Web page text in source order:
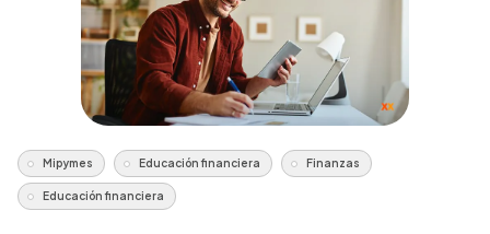
Mipymes Educación financiera Finanzas
Educación financiera